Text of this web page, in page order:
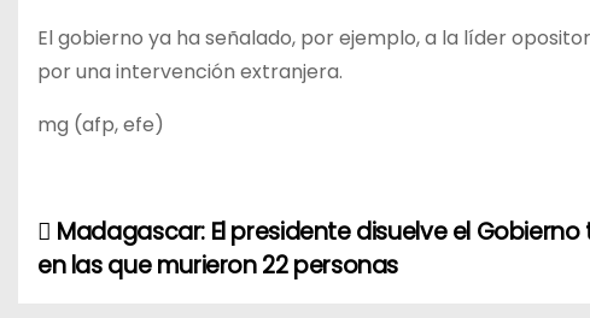
El gobierno ya ha señalado, por ejemplo, a la líder
por una intervención extranjera.
mg (afp, efe)
NMadagascar: El presidente disuelve el
en las que murieron 22 personas